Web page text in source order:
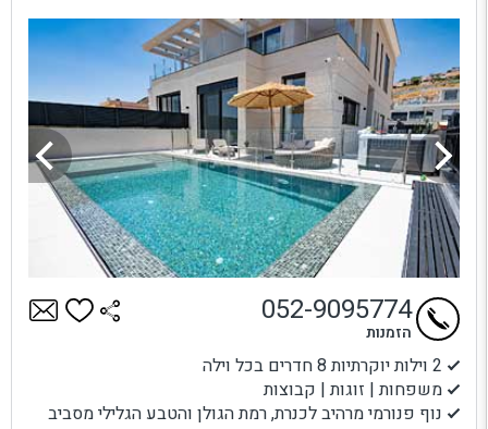
2 וילות יוקרתיות 8 חדרים בכל וילה
משפחות | זוגות | קבוצות
נוף פנורמי מרהיב לכנרת, רמת הגולן והטבע הגלילי מסביב
052-9095774
הזמנות